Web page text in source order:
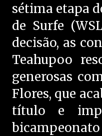
sétima etapa
de Surfe
decisão, as
Teahupoo
generosas
Flores, que
título e